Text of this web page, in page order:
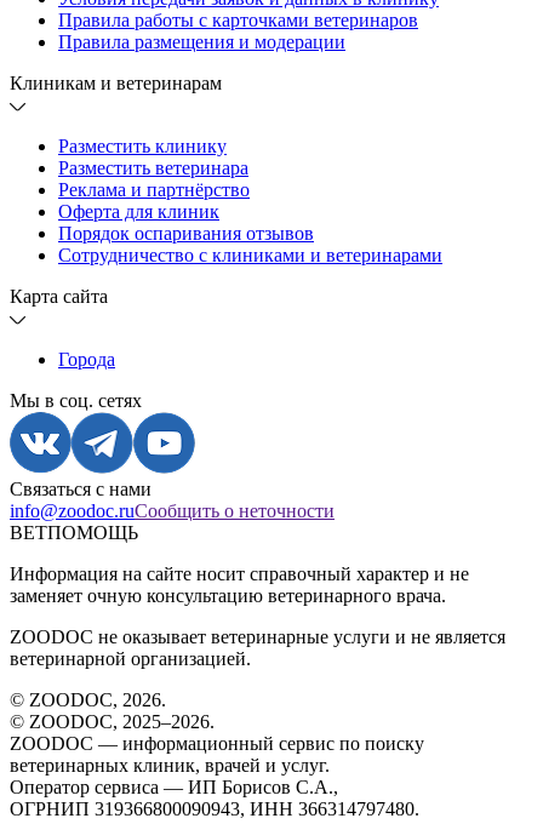
Правила работы с карточками ветеринаров
Правила размещения и модерации
Клиникам и ветеринарам
Разместить клинику
Разместить ветеринара
Реклама и партнёрство
Оферта для клиник
Порядок оспаривания отзывов
Сотрудничество с клиниками и ветеринарами
Карта сайта
Города
Мы в соц. сетях
Связаться с нами
info@zoodoc.ruСообщить о неточности
ВЕТПОМОЩЬ
Информация на сайте носит справочный характер и не
заменяет очную консультацию ветеринарного врача.
ZOODOC не оказывает ветеринарные услуги и не является
ветеринарной организацией.
© ZOODOC, 2026.
© ZOODOC, 2025–2026.
ZOODOC — информационный сервис по поиску
ветеринарных клиник, врачей и услуг.
Оператор сервиса — ИП Борисов С.А.,
ОГРНИП 319366800090943, ИНН 366314797480.